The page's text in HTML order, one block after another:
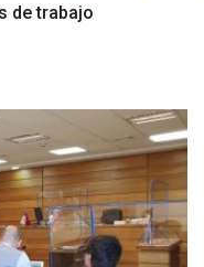
de trabajo